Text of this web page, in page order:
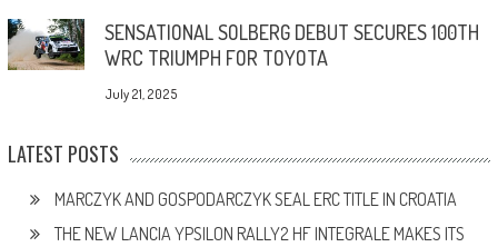
SENSATIONAL SOLBERG DEBUT SECURES 100TH
WRC TRIUMPH FOR TOYOTA
July 21, 2025
LATEST POSTS
MARCZYK AND GOSPODARCZYK SEAL ERC TITLE IN CROATIA
THE NEW LANCIA YPSILON RALLY2 HF INTEGRALE MAKES ITS